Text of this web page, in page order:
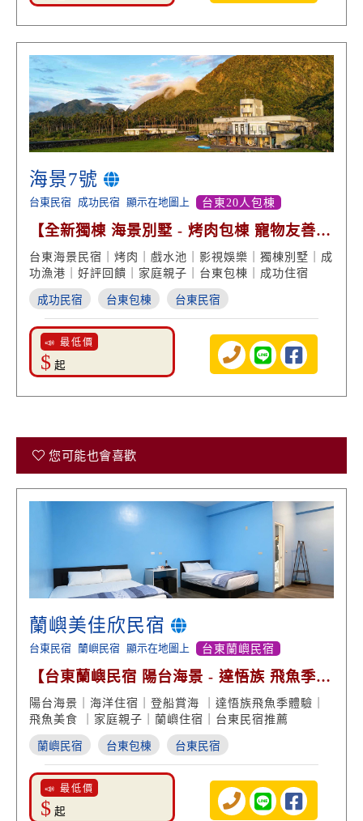
海景7號
台東民宿 成功民宿 顯示在地圖上 台東20人包棟
【全新獨棟 海景別墅 - 烤肉包棟 寵物友善
】
台東海景民宿｜烤肉｜戲水池｜影視娛樂｜獨棟別墅｜成
功漁港｜好評回饋｜家庭親子｜台東包棟｜成功住宿
成功民宿 台東包棟 台東民宿
📣 最低價
$ 起
您可能也會喜歡
蘭嶼美佳欣民宿
台東民宿 蘭嶼民宿 顯示在地圖上 台東蘭嶼民宿
【台東蘭嶼民宿 陽台海景 - 達悟族 飛魚季
體驗住宿】
陽台海景｜海洋住宿｜登船賞海 ｜達悟族飛魚季體驗｜
飛魚美食 ｜家庭親子｜蘭嶼住宿｜台東民宿推薦
蘭嶼民宿 台東包棟 台東民宿
📣 最低價
$ 起